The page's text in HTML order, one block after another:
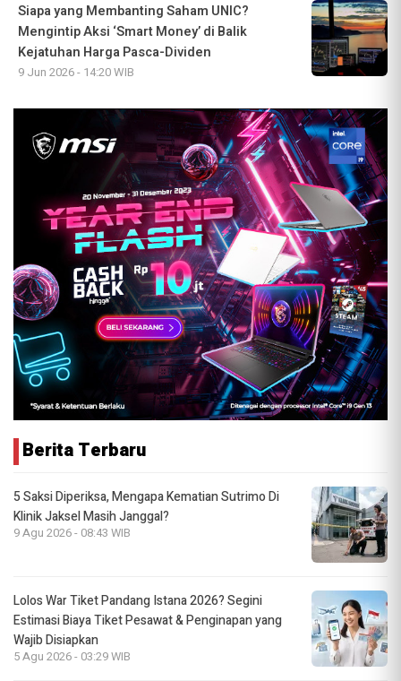
Siapa yang Membanting Saham UNIC?
Mengintip Aksi ‘Smart Money’ di Balik
Kejatuhan Harga Pasca-Dividen
9 Jun 2026 - 14:20 WIB
Berita Terbaru
5 Saksi Diperiksa, Mengapa Kematian Sutrimo Di
Klinik Jaksel Masih Janggal?
9 Agu 2026 - 08:43 WIB
Lolos War Tiket Pandang Istana 2026? Segini
Estimasi Biaya Tiket Pesawat & Penginapan yang
Wajib Disiapkan
5 Agu 2026 - 03:29 WIB